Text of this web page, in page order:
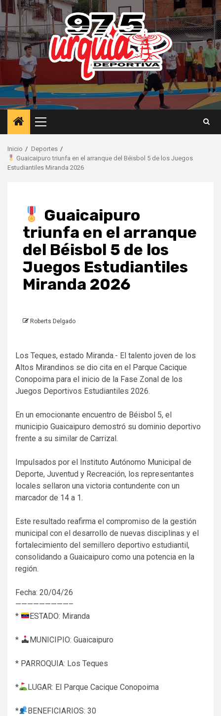
Saltar
contenido
Menú
principal
Inicio
Deportes
Guaicaipuro triunfa en el arranque del Béisbol 5 de los Juegos
Estudiantiles Miranda 2026
Guaicaipuro
triunfa en el arranque
del Béisbol 5 de los
Juegos Estudiantiles
Miranda 2026
Roberts Delgado
Los Teques, estado Miranda.- ‎El talento joven de los
Altos Mirandinos se dio cita en el Parque Cacique
Conopoima para el inicio de la Fase Zonal de los
Juegos Deportivos Estudiantiles 2026.
‎En un emocionante encuentro de Béisbol 5, el
municipio Guaicaipuro demostró su dominio deportivo
frente a su similar de Carrizal.
‎​Impulsados por el Instituto Autónomo Municipal de
Deporte, Juventud y Recreación, los representantes
locales sellaron una victoria contundente con un
marcador de 14 a 1.
‎​Este resultado reafirma el compromiso de la gestión
municipal con el desarrollo de nuevas disciplinas y el
fortalecimiento del semillero deportivo estudiantil,
consolidando a Guaicaipuro como una potencia en la
región.
‎Fecha: 20/04/26
‎—————————–
‎*
ESTADO: Miranda
‎* MUNICIPIO: Guaicaipuro
‎* PARROQUIA: Los Teques
‎* LUGAR: El Parque Cacique Conopoima
‎*
BENEFICIARIOS: 30